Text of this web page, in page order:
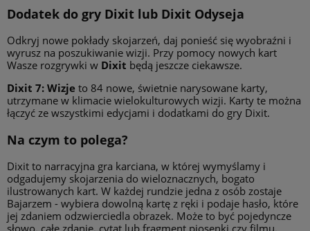
Dodatek do gry Dixit lub Dixit Odyseja
Odkryj nowe pokłady skojarzeń, daj ponieść się wyobraźni i
wyrusz na poszukiwanie wizji. Przy pomocy nowych kart
Wasze rozgrywki w Dixit będą jeszcze ciekawsze.
Dixit 7: Wizje to 84 nowe, świetnie narysowane karty,
utrzymane w klimacie wielokulturowych wizji. Karty te można
łączyć ze wszystkimi edycjami i dodatkami do gry Dixit.
Na czym to polega?
Dixit to narracyjna gra karciana, w której wymyślamy i
odgadujemy skojarzenia do wieloznacznych, bogato
ilustrowanych kart. W każdej rundzie jedna z osób zostaje
Bajarzem - wybiera dowolną kartę z ręki i podaje hasło, które
jej zdaniem odzwierciedla obrazek. Może to być pojedyncze